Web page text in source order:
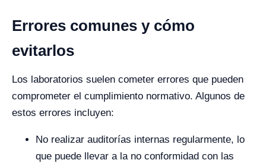
Errores comunes y cómo
evitarlos
Los laboratorios suelen cometer errores que pueden
comprometer el cumplimiento normativo. Algunos de
estos errores incluyen:
No realizar auditorías internas regularmente, lo
que puede llevar a la no conformidad con las